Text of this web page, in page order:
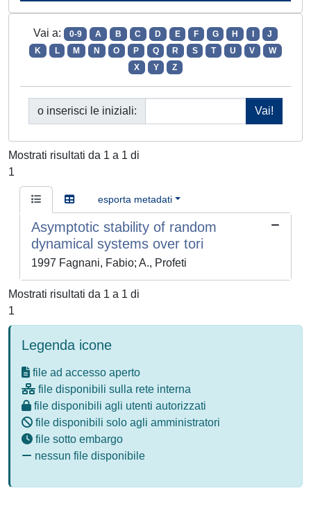
Vai a: 0-9 A B C D E F G H
J
K
L M N O P Q R S T U V
W
X
Y Z
o inserisci le iniziali:
Mostrati risultati da 1 a 1 di
1
esporta metadati
Asymptotic stability of random
dynamical systems over tori
1997 Fagnani, Fabio; A., Profeti
Mostrati risultati da 1 a 1 di
1
Legenda icone
file ad accesso aperto
file disponibili sulla rete interna
file disponibili agli utenti autorizzati
file disponibili solo agli amministratori
file sotto embargo
nessun file disponibile